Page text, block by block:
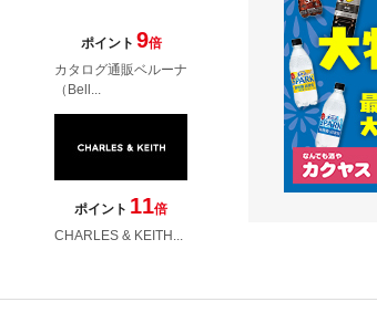
ポイント 9倍
カタログ通販ベルーナ
（Bell...
ポイント 11倍
CHARLES & KEITH...